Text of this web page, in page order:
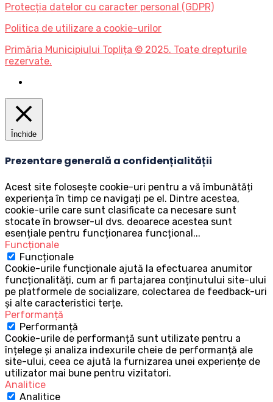
Protecția datelor cu caracter personal (GDPR)
Politica de utilizare a cookie-urilor
Primăria Municipiului Toplița © 2025. Toate drepturile
rezervate.
Închide
Prezentare generală a confidențialității
Acest site folosește cookie-uri pentru a vă îmbunătăți
experiența în timp ce navigați pe el. Dintre acestea,
cookie-urile care sunt clasificate ca necesare sunt
stocate în browser-ul dvs. deoarece acestea sunt
esențiale pentru funcționarea funcțional...
Funcționale
Funcționale
Cookie-urile funcționale ajută la efectuarea anumitor
funcționalități, cum ar fi partajarea conținutului site-ului
pe platformele de socializare, colectarea de feedback-uri
și alte caracteristici terțe.
Performanță
Performanță
Cookie-urile de performanță sunt utilizate pentru a
înțelege și analiza indexurile cheie de performanță ale
site-ului, ceea ce ajută la furnizarea unei experiențe de
utilizator mai bune pentru vizitatori.
Analitice
Analitice